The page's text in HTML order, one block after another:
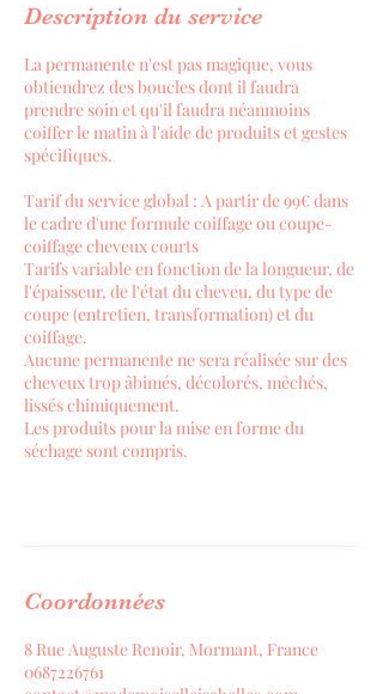
Description du service
La permanente n'est pas magique, vous
obtiendrez des boucles dont il faudra
prendre soin et qu'il faudra néanmoins
coiffer le matin à l'aide de produits et gestes
spécifiques.
Tarif du service global : A partir de 99€ dans
le cadre d'une formule coiffage ou coupe-
coiffage cheveux courts
Tarifs variable en fonction de la longueur, de
l'épaisseur, de l'état du cheveu, du type de
coupe (entretien, transformation) et du
coiffage.
Aucune permanente ne sera réalisée sur des
cheveux trop âbimés, décolorés, mêchés,
lissés chimiquement.
Les produits pour la mise en forme du
séchage sont compris.
Coordonnées
8 Rue Auguste Renoir, Mormant, France
0687226761